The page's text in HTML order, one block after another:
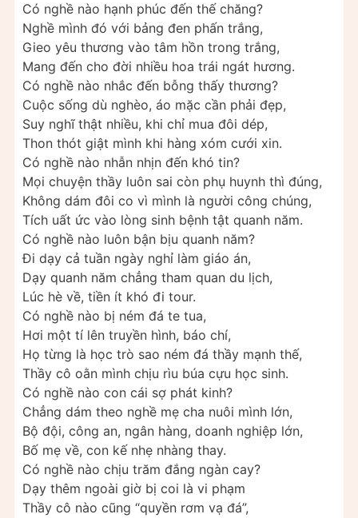
Có nghề nào hạnh phúc đến thế chăng?
Nghề mình đó với bảng đen phấn trắng,
Gieo yêu thương vào tâm hồn trong trắng,
Mang đến cho đời nhiều hoa trái ngát hương.
Có nghề nào nhắc đến bỗng thấy thương?
Cuộc sống dù nghèo, áo mặc cần phải đẹp,
Suy nghĩ thật nhiều, khi chỉ mua đôi dép,
Thon thót giật mình khi hàng xóm cưới xin.
Có nghề nào nhẫn nhịn đến khó tin?
Mọi chuyện thầy luôn sai còn phụ huynh thì đúng,
Không dám đôi co vì mình là người công chúng,
Tích uất ức vào lòng sinh bệnh tật quanh năm.
Có nghề nào luôn bận bịu quanh năm?
Đi dạy cả tuần ngày nghỉ làm giáo án,
Dạy quanh năm chẳng tham quan du lịch,
Lúc hè về, tiền ít khó đi tour.
Có nghề nào bị ném đá te tua,
Hơi một tí lên truyền hình, báo chí,
Họ từng là học trò sao ném đá thầy mạnh thế,
Thầy cô oằn mình chịu rìu búa cựu học sinh.
Có nghề nào con cái sợ phát kinh?
Chẳng dám theo nghề mẹ cha nuôi mình lớn,
Bộ đội, công an, ngân hàng, doanh nghiệp lớn,
Bố mẹ về, con kế nhẹ nhàng thay.
Có nghề nào chịu trăm đắng ngàn cay?
Dạy thêm ngoài giờ bị coi là vi phạm
Thầy cô nào cũng “quyền rơm vạ đá”,